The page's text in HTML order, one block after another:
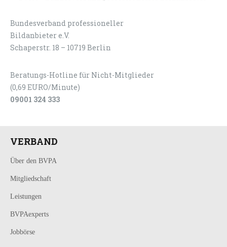
Bundesverband professioneller
Bildanbieter e.V.
Schaperstr. 18 – 10719 Berlin
Beratungs-Hotline für Nicht-Mitglieder
(0,69 EURO/Minute)
09001 324 333
VERBAND
Über den BVPA
Mitgliedschaft
Leistungen
BVPAexperts
Jobbörse